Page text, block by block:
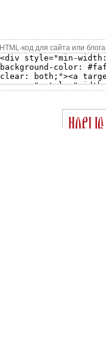
HTML-код для сайта или